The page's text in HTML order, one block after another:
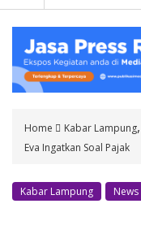
Home Kabar Lampung,
Eva Ingatkan Soal Pajak
Kabar Lampung News